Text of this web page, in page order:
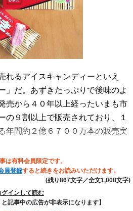
るアイスキャンディーといえ
」だ。あずきたっぷりで後味のよ
売から４０年以上経ったいまも市
の９割以上で販売されており、１
年間約２億６７００万本の販売実
は有料会員限定です。
員登録すると続きをお読みいただけます。
(残り867文字／全文1,008文字)
グインして読む
記事中の広告が非表示になります】